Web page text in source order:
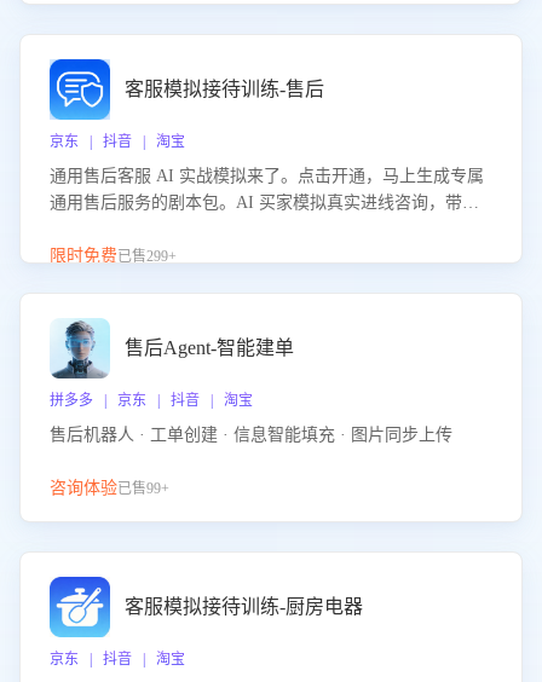
客服模拟接待训练-售后
京东 | 抖音 | 淘宝
通用售后客服 AI 实战模拟来了。点击开通，马上生成专属
通用售后服务的剧本包。AI 买家模拟真实进线咨询，带您
的应对要点，轻松提升服务能力。
限时免费已售299+
售后Agent-智能建单
拼多多 | 京东 | 抖音 | 淘宝
售后机器人 · 工单创建 · 信息智能填充 · 图片同步上传
咨询体验已售99+
客服模拟接待训练-厨房电器
京东 | 抖音 | 淘宝